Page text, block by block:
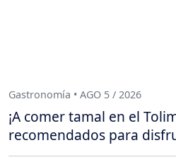
Gastronomía • AGO 5 / 2026
¡A comer tamal en el
recomendados para